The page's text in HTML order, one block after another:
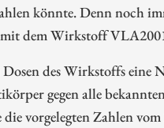
könnte. Denn noch
dem Wirkstoff
des Wirkstoffs eine
gegen alle
die vorgelegten Zahlen